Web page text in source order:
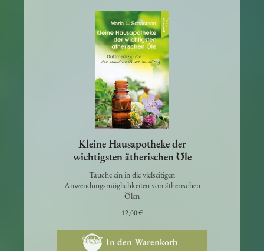
Kleine Hausapotheke der
wichtigsten ätherischen Öle
Tauche ein in die vielseitigen
Anwendungsmöglichkeiten von ätherischen
Ölen
12,00 €
In den Warenkorb